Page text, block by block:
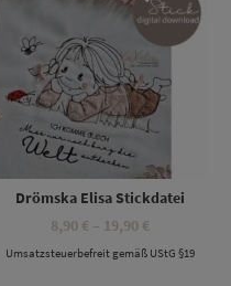
Drömska Elisa Stickdatei
8,90 € – 19,90 €
bis
Umsatzsteuerbefreit gemäß UStG §19